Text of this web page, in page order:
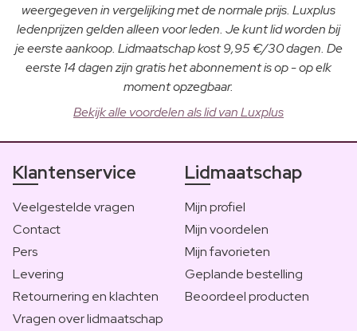
weergegeven in vergelijking met de normale prijs. Luxplus
ledenprijzen gelden alleen voor leden. Je kunt lid worden bij
je eerste aankoop. Lidmaatschap kost 9,95 €/30 dagen. De
eerste 14 dagen zijn gratis het abonnement is op - op elk
moment opzegbaar.
Bekijk alle voordelen als lid van Luxplus
Klantenservice
Veelgestelde vragen
Contact
Pers
Levering
Retournering en klachten
Vragen over lidmaatschap
Lidmaatschap
Mijn profiel
Mijn voordelen
Mijn favorieten
Geplande bestelling
Beoordeel producten